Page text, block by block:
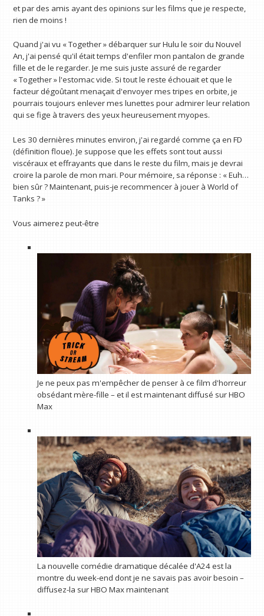
et par des amis ayant des opinions sur les films que je respecte,
rien de moins !
Quand j'ai vu « Together » débarquer sur Hulu le soir du Nouvel
An, j'ai pensé qu'il était temps d'enfiler mon pantalon de grande
fille et de le regarder. Je me suis juste assuré de regarder
« Together » l'estomac vide. Si tout le reste échouait et que le
facteur dégoûtant menaçait d'envoyer mes tripes en orbite, je
pourrais toujours enlever mes lunettes pour admirer leur relation
qui se fige à travers des yeux heureusement myopes.
Les 30 dernières minutes environ, j'ai regardé comme ça en FD
(définition floue). Je suppose que les effets sont tout aussi
viscéraux et effrayants que dans le reste du film, mais je devrai
croire la parole de mon mari. Pour mémoire, sa réponse : « Euh…
bien sûr ? Maintenant, puis-je recommencer à jouer à World of
Tanks ? »
Vous aimerez peut-être
Je ne peux pas m'empêcher de penser à ce film d'horreur
obsédant mère-fille – et il est maintenant diffusé sur HBO
Max
La nouvelle comédie dramatique décalée d'A24 est la
montre du week-end dont je ne savais pas avoir besoin –
diffusez-la sur HBO Max maintenant